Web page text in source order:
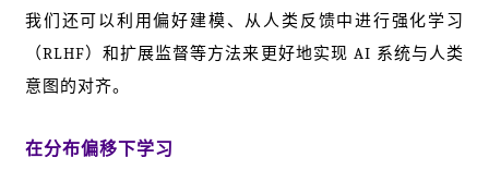
我们还可以利用偏好建模、从人类反馈中进行强化学习
（RLHF）和扩展监督等方法来更好地实现 AI 系统与人类
意图的对齐。
在分布偏移下学习